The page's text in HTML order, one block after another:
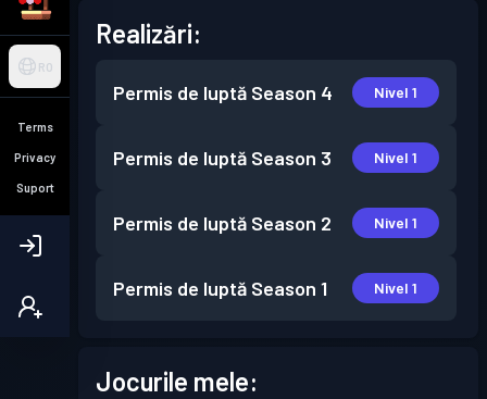
RO
Terms
Privacy
Suport
Realizări:
Permis de luptă Season 4 Nivel 1
Permis de luptă Season 3 Nivel 1
Permis de luptă Season 2 Nivel 1
Permis de luptă Season 1 Nivel 1
Jocurile mele: